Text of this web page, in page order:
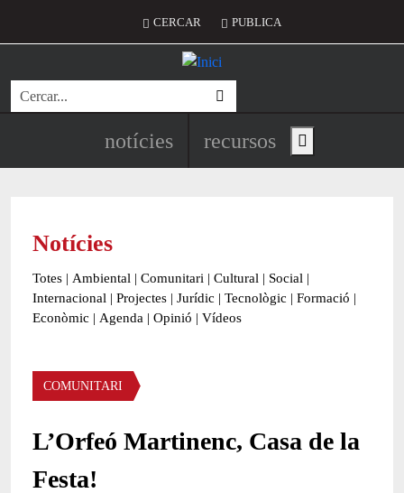
Menú del compte d'usuari
CERCAR PUBLICA
Cerca
Navegació principal de
notícies recursos Show main menu
Notícies
Totes | Ambiental | Comunitari | Cultural | Social |
Internacional | Projectes | Jurídic | Tecnològic | Formació |
Econòmic | Agenda | Opinió | Vídeos
Àmbit de la notícia
COMUNITARI
L’Orfeó Martinenc, Casa de la
Festa!